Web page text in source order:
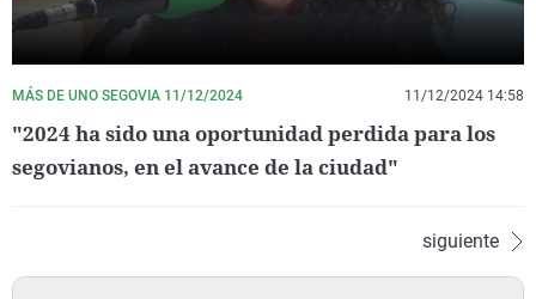
MÁS DE UNO SEGOVIA 11/12/2024 11/12/2024 14:58
"2024 ha sido una oportunidad perdida para los
segovianos, en el avance de la ciudad"
siguiente